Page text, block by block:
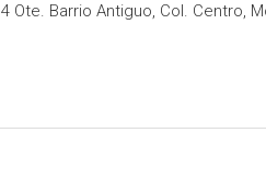
Ote. Barrio Antiguo, Col. Centro,